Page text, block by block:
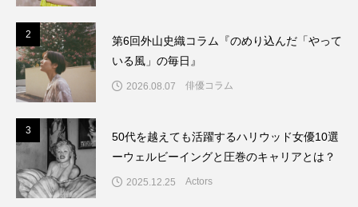
2
第6回外山史織コラム『のめり込んだ「やって
いる風」の毎日』
2026.08.07 俳優コラム
3
50代を越えても活躍するハリウッド女優10選
ーウェルビーイングと圧巻のキャリアとは？
2025.12.25 Actors